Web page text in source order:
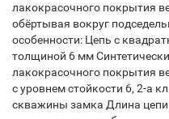
лакокрасочного покрытия
обёртывая вокруг
особенности: Цепь с
толщиной 6 мм
лакокрасочного покрытия
с уровнем стойкости 6, 2-а
скважины замка Длина цепи